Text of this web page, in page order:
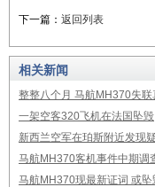
下一篇： 返回列表
相关新闻
整整八个月 马航MH370失
一架空客320飞机在法国坠毁
新西兰空军在珀斯附近发现
马航MH370客机事件中期调
马航MH370现最新证词 或